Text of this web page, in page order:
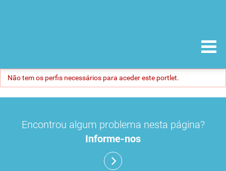
Não tem os perfis necessários para aceder este portlet.
Encontrou algum problema nesta página?
Informe-nos